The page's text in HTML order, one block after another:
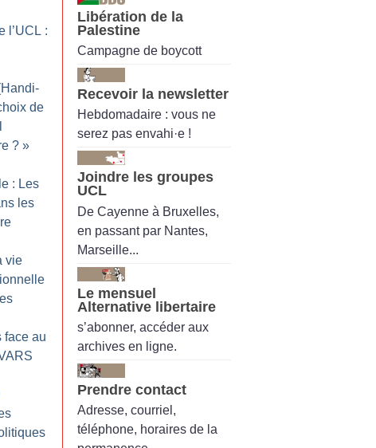
l’UCL :
de
? »
: Les
les
vie
face au
Libération de la
Palestine
Campagne de boycott
Recevoir la newsletter
Hebdomadaire : vous ne
serez pas envahi·e !
Joindre les groupes
UCL
De Cayenne à Bruxelles,
en passant par Nantes,
Marseille...
Le mensuel
Alternative libertaire
s’abonner, accéder aux
archives en ligne.
Prendre contact
Adresse, courriel,
téléphone, horaires de la